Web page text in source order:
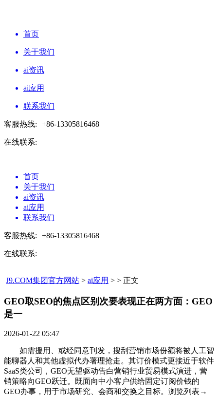
首页
关于我们
ai资讯
ai应用
联系我们
客服热线: +86-13305816468
在线联系:
首页
关于我们
ai资讯
ai应用
联系我们
客服热线: +86-13305816468
在线联系:
J9.COM集团官方网站 > ai应用 > > 正文
GEO取SEO的焦点区别次要表现正在两方面：GEO
是一​
2026-01-22 05:47
如需援用、或经同意刊发，搜刮营销市场份额将被人工智
能聊器人和其他虚拟代办署理抢走。其订价模式更接近于软件
SaaS类公司，GEO无望驱动告白营销行业贸易模式演进，营
销策略向GEO跃迁。既面向中小客户供给固定订阅价钱的
GEO办事，用于市场研究、会商和交换之目标。浏览列表→